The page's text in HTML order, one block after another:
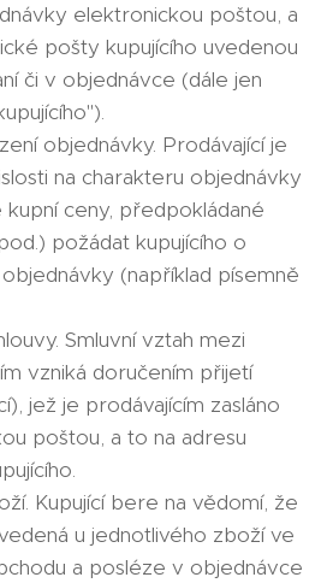
elektronickou poštou, a
pošty kupujícího uvedenou
či v objednávce (dále jen
objednávky. Prodávající je
na charakteru objednávky
ceny, předpokládané
požádat kupujícího o
(například písemně
Smluvní vztah mezi
vzniká doručením přijetí
jež je prodávajícím zasláno
poštou, a to na adresu
Kupující bere na vědomí, že
u jednotlivého zboží ve
a posléze v objednávce